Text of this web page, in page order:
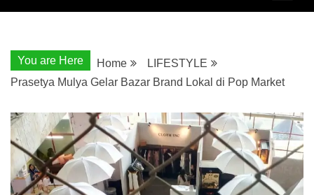
You are Here Home
LIFESTYLE
Prasetya Mulya Gelar Bazar Brand Lokal di Pop Market